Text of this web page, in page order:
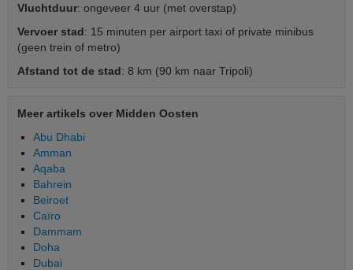
Vluchtduur: ongeveer 4 uur (met overstap)
Vervoer stad: 15 minuten per airport taxi of private minibus
(geen trein of metro)
Afstand tot de stad: 8 km (90 km naar Tripoli)
Meer artikels over Midden Oosten
Abu Dhabi
Amman
Aqaba
Bahrein
Beiroet
Caïro
Dammam
Doha
Dubai